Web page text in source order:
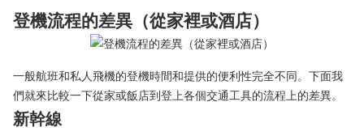
登機流程的差異（從家裡或酒店）
一般航班和私人飛機的登機時間和提供的便利性完全不同。下面我
們就來比較一下從家或飯店到登上各個交通工具的流程上的差異。
新幹線